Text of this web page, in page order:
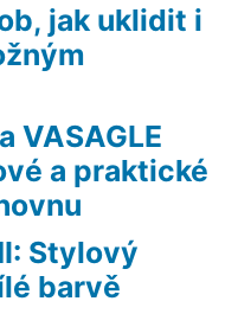
jak uklidit i
VASAGLE
a praktické
Stylový
barvě